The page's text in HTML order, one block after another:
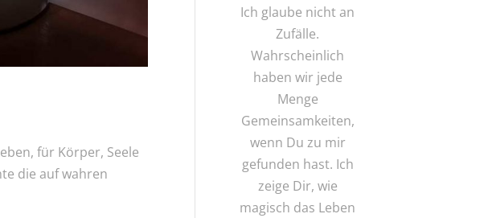
für Körper, Seele
die auf wahren
Ich glaube nicht an
Zufälle.
Wahrscheinlich
haben wir jede
Menge
Gemeinsamkeiten,
wenn Du zu mir
gefunden hast. Ich
zeige Dir, wie
magisch das Leben